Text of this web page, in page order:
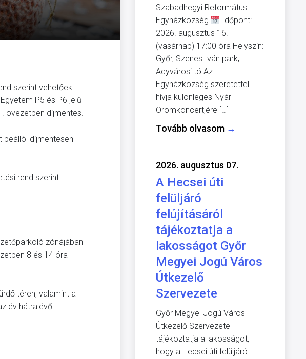
szerint vehetőek
P5 és P6 jelű
övezetben díjmentes.
beállói díjmentesen
rend szerint
zónájában
8 és 14 óra
téren, valamint a
év hátralévő
Szabadhegyi Református
Egyházközség
Időpont:
2026. augusztus 16.
(vasárnap) 17:00 óra Helyszín:
Győr, Szenes Iván park,
Adyvárosi tó Az
Egyházközség szeretettel
hívja különleges Nyári
Örömkoncertjére […]
Tovább olvasom →
2026. augusztus 07.
A Hecsei úti
felüljáró
felújításáról
tájékoztatja a
lakosságot Győr
Megyei Jogú Város
Útkezelő
Szervezete
Győr Megyei Jogú Város
Útkezelő Szervezete
tájékoztatja a lakosságot,
hogy a Hecsei úti felüljáró